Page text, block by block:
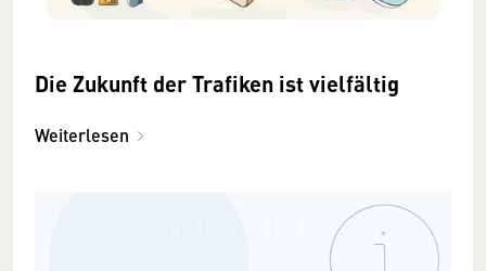
Die Zukunft der Trafiken ist vielfältig
Weiterlesen